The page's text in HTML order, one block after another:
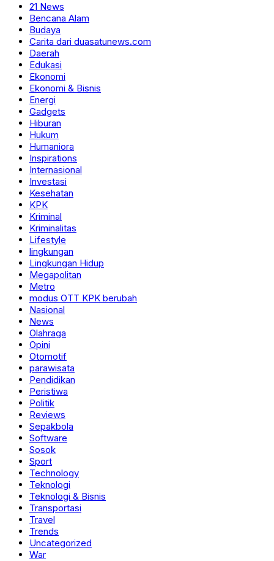
21 News
Bencana Alam
Budaya
Carita dari duasatunews.com
Daerah
Edukasi
Ekonomi
Ekonomi & Bisnis
Energi
Gadgets
Hiburan
Hukum
Humaniora
Inspirations
Internasional
Investasi
Kesehatan
KPK
Kriminal
Kriminalitas
Lifestyle
lingkungan
Lingkungan Hidup
Megapolitan
Metro
modus OTT KPK berubah
Nasional
News
Olahraga
Opini
Otomotif
parawisata
Pendidikan
Peristiwa
Politik
Reviews
Sepakbola
Software
Sosok
Sport
Technology
Teknologi
Teknologi & Bisnis
Transportasi
Travel
Trends
Uncategorized
War